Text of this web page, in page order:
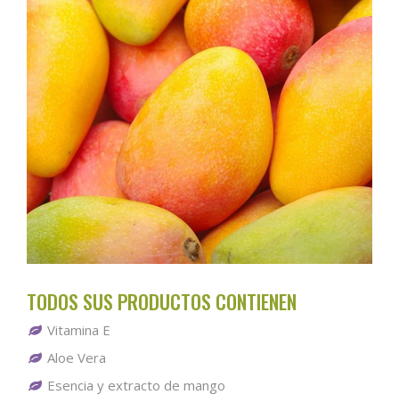
TODOS SUS PRODUCTOS CONTIENEN
Vitamina E
Aloe Vera
Esencia y extracto de mango